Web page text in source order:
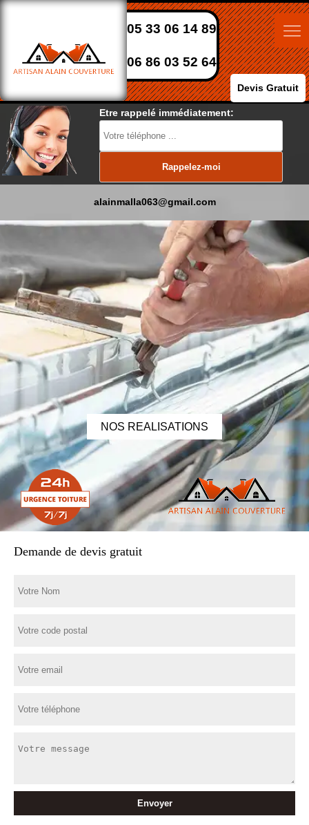
05 33 06 14 89
06 86 03 52 64
Devis Gratuit
Etre rappelé immédiatement:
alainmalla063@gmail.com
NOS REALISATIONS
Demande de devis gratuit